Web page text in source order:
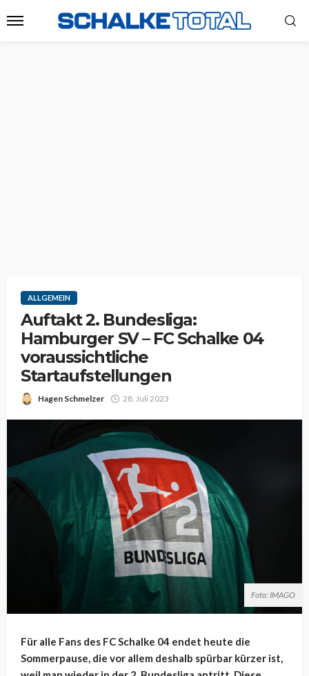
ALLGEMEIN
Auftakt 2. Bundesliga:
Hamburger SV – FC Schalke 04
voraussichtliche
Startaufstellungen
Hagen Schmelzer 28. Juli 2023
Foto: IMAGO
Für alle Fans des FC Schalke 04 endet heute die
Sommerpause, die vor allem deshalb spürbar kürzer ist,